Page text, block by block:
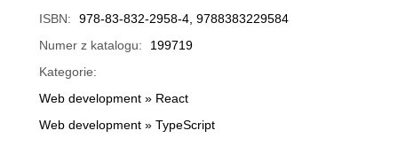
ISBN:
978-83-832-2958-4, 9788383229584
Numer z katalogu:
199719
Kategorie:
Web development » React
Web development » TypeScript